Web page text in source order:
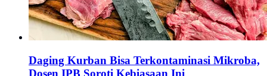
Daging Kurban Bisa Terkontaminasi Mikroba,
Dosen IPB Soroti Kebiasaan Ini